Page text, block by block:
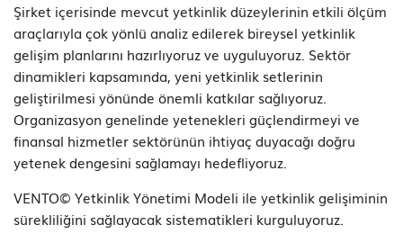
Şirket içerisinde mevcut yetkinlik düzeylerinin etkili ölçüm
araçlarıyla çok yönlü analiz edilerek bireysel yetkinlik
gelişim planlarını hazırlıyoruz ve uyguluyoruz. Sektör
dinamikleri kapsamında, yeni yetkinlik setlerinin
geliştirilmesi yönünde önemli katkılar sağlıyoruz.
Organizasyon genelinde yetenekleri güçlendirmeyi ve
finansal hizmetler sektörünün ihtiyaç duyacağı doğru
yetenek dengesini sağlamayı hedefliyoruz.
VENTO© Yetkinlik Yönetimi Modeli ile yetkinlik gelişiminin
sürekliliğini sağlayacak sistematikleri kurguluyoruz.